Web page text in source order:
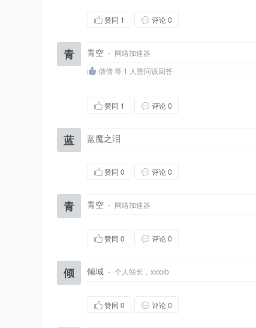
赞同 1 评论 0
青 青空 · 网络加速器
僧僧 等 1 人赞同该回答
赞同 1 评论 0
蓝 蓝魔之泪
赞同 0 评论 0
青 青空 · 网络加速器
赞同 0 评论 0
倾 倾城 · 个人站长，xxxxb
赞同 0 评论 0